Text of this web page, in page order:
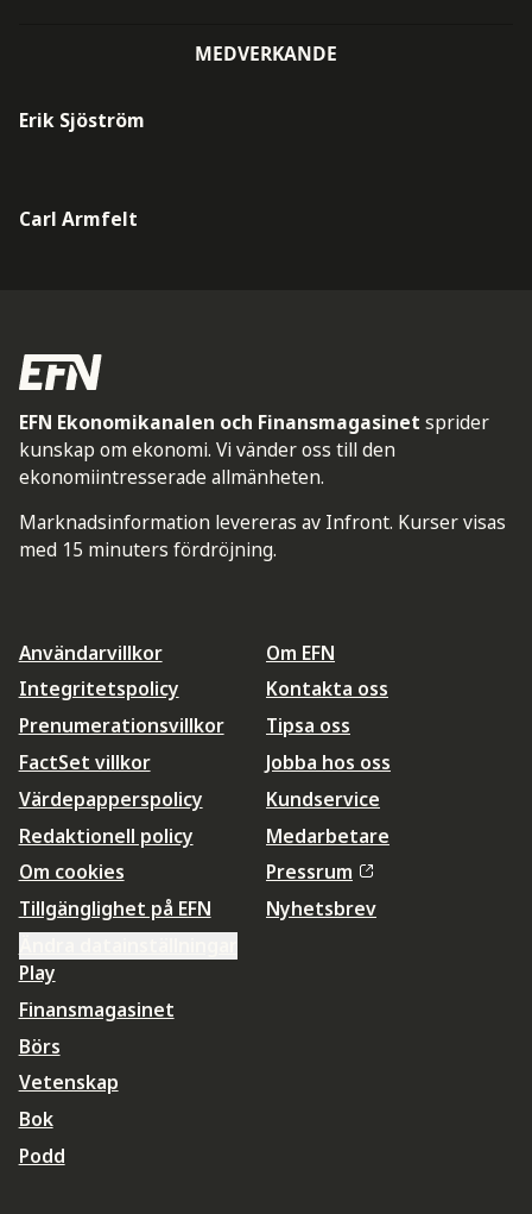
MEDVERKANDE
Erik Sjöström
Carl Armfelt
EFN Ekonomikanalen och Finansmagasinet sprider
kunskap om ekonomi. Vi vänder oss till den
ekonomiintresserade allmänheten.
Marknadsinformation levereras av Infront. Kurser visas
med 15 minuters fördröjning.
Användarvillkor
Integritetspolicy
Prenumerationsvillkor
FactSet villkor
Värdepapperspolicy
Redaktionell policy
Om cookies
Tillgänglighet på EFN
Om EFN
Kontakta oss
Tipsa oss
Jobba hos oss
Kundservice
Medarbetare
Pressrum
Nyhetsbrev
Play
Finansmagasinet
Börs
Vetenskap
Bok
Podd